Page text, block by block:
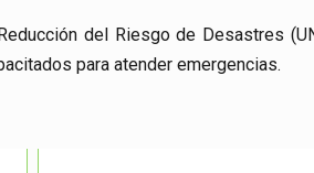
del Riesgo de Desastres
para atender emergencias.